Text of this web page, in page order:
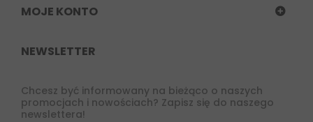
MOJE KONTO
NEWSLETTER
Chcesz być informowany na bieżąco o naszych
promocjach i nowościach? Zapisz się do naszego
newslettera!